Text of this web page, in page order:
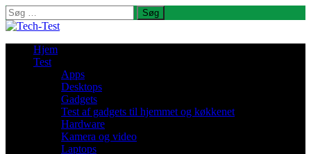
Søg
efter:
Hjem
Test
Apps
Desktops
Gadgets
Test af gadgets til hjemmet og køkkenet
Hardware
Kamera og video
Laptops